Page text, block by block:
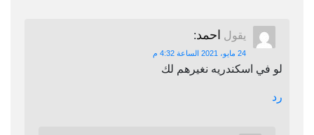
يقول احمد:
24 مايو، 2021 الساعة 4:32 م
لو في اسكندريه نغيرهم لك
رد